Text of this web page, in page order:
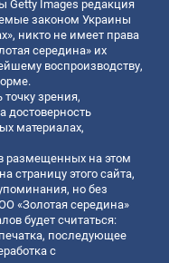
Getty Images редакция
законом Украины
никто не имеет права
середина» их
воспроизводству,
зрения,
достоверность
материалах,
размещенных на этом
страницу этого сайта,
но без
«Золотая середина»
будет считаться:
последующее
с